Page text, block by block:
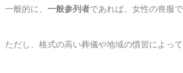
一般的に、 一般参列者であれば、女性の喪服
ただし、格式の高い葬儀や地域の慣習によっ